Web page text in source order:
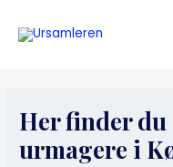
content
Her finder du
urmagere i